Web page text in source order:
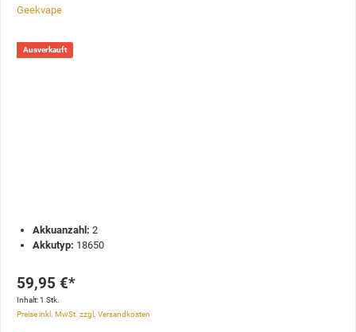
Geekvape
Ausverkauft
Akkuanzahl: 2
Akkutyp: 18650
59,95 €*
Inhalt:1 Stk.
Preise inkl. MwSt. zzgl. Versandkosten